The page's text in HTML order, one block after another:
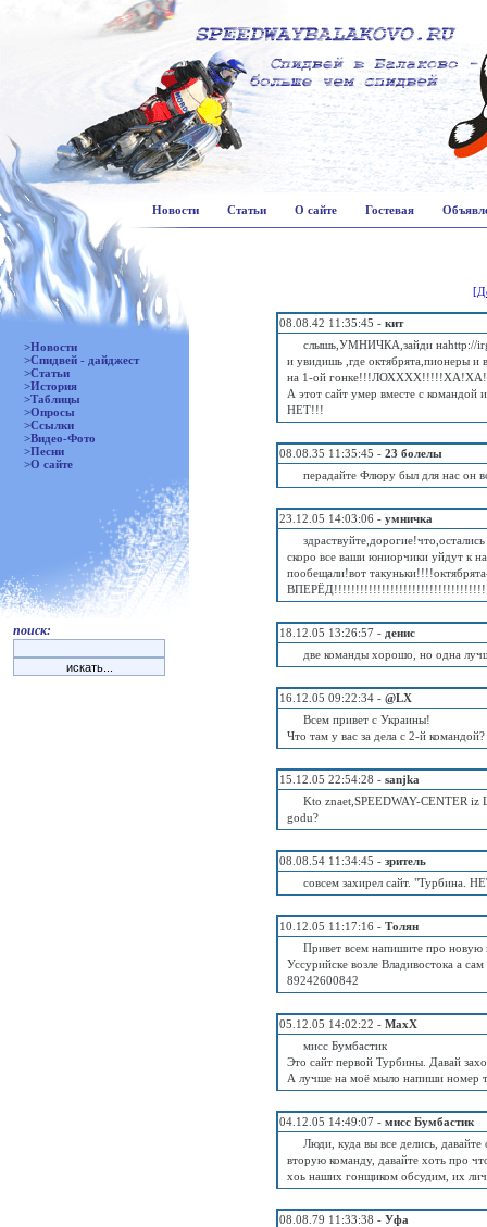
Новости Статьи О сайте Гостевая
>Новости
>Спидвей - дайджест
>Статьи
>История
>Таблицы
>Опросы
>Ссылки
>Видео-Фото
>Песни
>О сайте
поиск:
08.08.42 11:35:45 - кит
слышь,УМНИЧКА,зайди наhttp://
и увидишь ,где октябрята,пионеры и
на 1-ой
А этот сайт умер вместе с командой
НЕТ!!!
08.08.35 11:35:45 - 23 болелы
перадайте Флюру был для нас он
23.12.05 14:03:06 - умничка
скоро все ваши юниорчики уйдут к
пообещали!вот
18.12.05 13:26:57 - денис
две команды хорошо, но одна
16.12.05 09:22:34 - @LX
Всем привет с Украины!
Что там у вас за дела с 2-й командой?
15.12.05 22:54:28 - sanjka
Kto znaet,SPEEDWAY-CENTER
godu?
08.08.54 11:34:45 - зритель
совсем захирел сайт. "Турбина.
10.12.05 11:17:16 - Толян
Привет всем напишите про новую
Уссурийске возле Владивостока а
89242600842
05.12.05 14:02:22 - MaxX
мисс Бумбастик
Это сайт первой Турбины. Давай
А лучше на моё мыло напиши номер
04.12.05 14:49:07 - мисс Бумбастик
Люди, куда вы все делись,
вторую команду, давайте хоть про
хоь наших гонщиком обсудим, их
08.08.79 11:33:38 - Уфа